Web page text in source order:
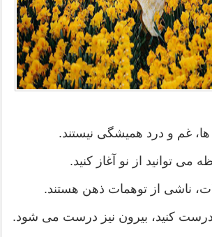
غم و درد همیشگی نیستند.
می توانید از نو آغاز کنید.
ناشی از توهمات ذهن هستند.
درست کنید، بیرون نیز درست می شود.